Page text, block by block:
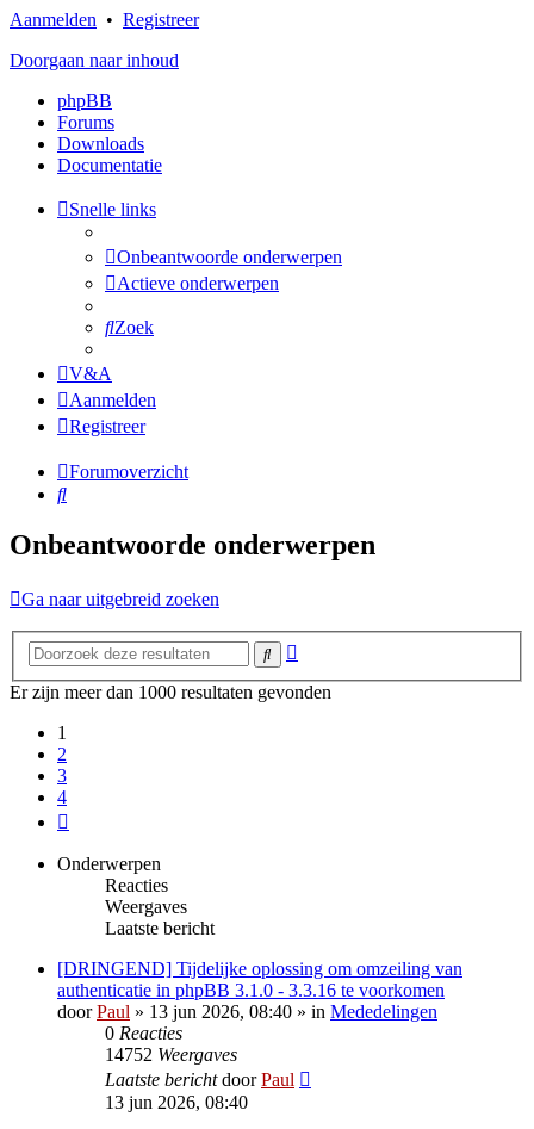
Aanmelden • Registreer
Doorgaan naar inhoud
phpBB
Forums
Downloads
Documentatie
Snelle links
Onbeantwoorde onderwerpen
Actieve onderwerpen
Zoek
V&A
Aanmelden
Registreer
Forumoverzicht
Zoek
Onbeantwoorde onderwerpen
Ga naar uitgebreid zoeken
Zoek
Er zijn meer dan 1000 resultaten gevonden
1
2
3
4
Onderwerpen
Reacties
Weergaves
Laatste bericht
[DRINGEND] Tijdelijke oplossing om omzeiling van
authenticatie in phpBB 3.1.0 - 3.3.16 te voorkomen
doorPaul » 13 jun 2026, 08:40 » in Mededelingen
0 Reacties
14752 Weergaves
Laatste berichtdoorPaul
13 jun 2026, 08:40